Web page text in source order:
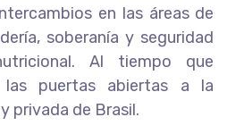
en las áreas de
soberanía y seguridad
Al tiempo que
las puertas abiertas a la
privada de Brasil.